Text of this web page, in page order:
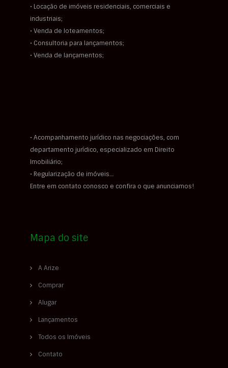
• Locação de imóveis residenciais, comerciais e
industriais;
• Venda de loteamentos;
• Consultoria para lançamentos;
• Venda de lançamentos;
• Acompanhamento jurídico nas negociações, com
departamento jurídico, especializado em Direito
Imobiliário;
• Regularização de imóveis…
Entre em contato conosco e confira o que anunciamos!
Mapa do site
A Arize
Comprar
Alugar
Lançamentos
Todos os Imóveis
Contato